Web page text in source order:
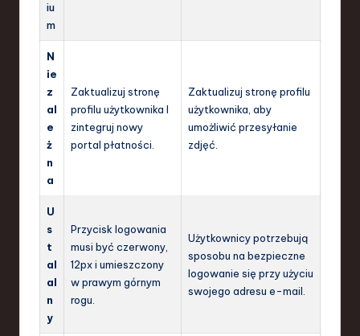
iu
m
N
ie
z
al
e
ż
n
a
Zaktualizuj stronę
profilu użytkownika I
zintegruj nowy
portal płatności.
Zaktualizuj stronę profilu
użytkownika, aby
umożliwić przesyłanie
zdjęć.
U
s
t
al
al
n
y
Przycisk logowania
musi być czerwony,
12px i umieszczony
w prawym górnym
rogu.
Użytkownicy potrzebują
sposobu na bezpieczne
logowanie się przy użyciu
swojego adresu e-mail.